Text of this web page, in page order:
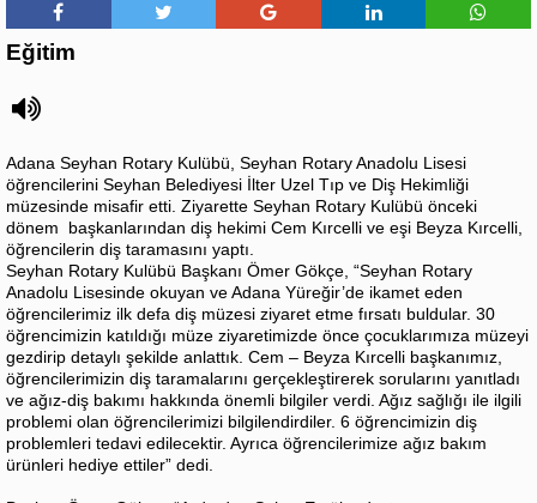
Eğitim
Adana Seyhan Rotary Kulübü, Seyhan Rotary Anadolu Lisesi
öğrencilerini Seyhan Belediyesi İlter Uzel Tıp ve Diş Hekimliği
müzesinde misafir etti. Ziyarette Seyhan Rotary Kulübü önceki
dönem başkanlarından diş hekimi Cem Kırcelli ve eşi Beyza Kırcelli,
öğrencilerin diş taramasını yaptı.
Seyhan Rotary Kulübü Başkanı Ömer Gökçe, “Seyhan Rotary
Anadolu Lisesinde okuyan ve Adana Yüreğir’de ikamet eden
öğrencilerimiz ilk defa diş müzesi ziyaret etme fırsatı buldular. 30
öğrencimizin katıldığı müze ziyaretimizde önce çocuklarımıza müzeyi
gezdirip detaylı şekilde anlattık. Cem – Beyza Kırcelli başkanımız,
öğrencilerimizin diş taramalarını gerçekleştirerek sorularını yanıtladı
ve ağız-diş bakımı hakkında önemli bilgiler verdi. Ağız sağlığı ile ilgili
problemi olan öğrencilerimizi bilgilendirdiler. 6 öğrencimizin diş
problemleri tedavi edilecektir. Ayrıca öğrencilerimize ağız bakım
ürünleri hediye ettiler” dedi.